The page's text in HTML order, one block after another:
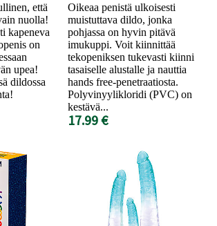
että
nuolla!
kapeneva
on
upea!
dildossa
Oikeaa penistä ulkoisesti
muistuttava dildo, jonka
pohjassa on hyvin pitävä
imukuppi. Voit kiinnittää
tekopeniksen tukevasti kiinni
tasaiselle alustalle ja nauttia
hands free-penetraatiosta.
Polyvinyylikloridi (PVC) on
kestävä...
17.99 €